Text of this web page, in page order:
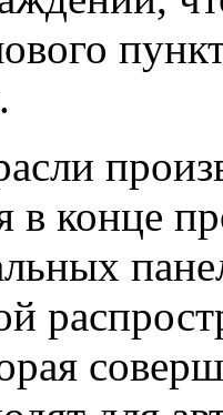
в конце